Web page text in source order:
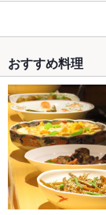
おすすめ料理